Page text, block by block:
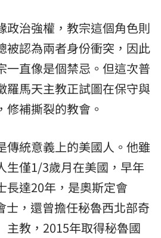
政治強權，教宗這個角色則
被認為兩者身份衝突，因此
一直像是個禁忌。但這次普
羅馬天主教正試圖在保守與
修補撕裂的教會。
傳統意義上的美國人。他雖
生僅1/3歲月在美國，早年
長達20年，是奧斯定會
士，還曾擔任秘魯西北部奇
主教，2015年取得秘魯國